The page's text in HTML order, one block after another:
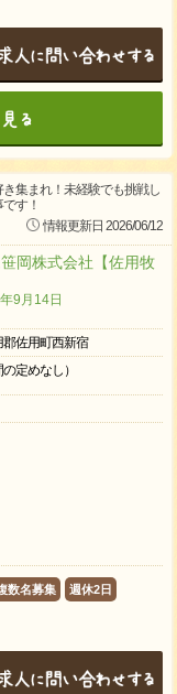
集まれ！未経験でも挑戦し
す！
情報更新日 2026/06/12
岡株式会社【佐用牧
9月14日
郡佐用町西新宿
定めなし）
数名募集 週休2日